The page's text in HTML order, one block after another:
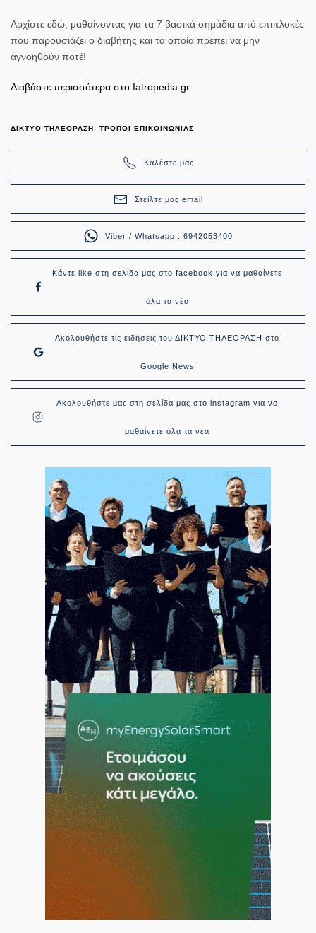
Αρχίστε εδώ, μαθαίνοντας για τα 7 βασικά σημάδια από επιπλοκές
που παρουσιάζει ο διαβήτης και τα οποία πρέπει να μην
αγνοηθούν ποτέ!
Διαβάστε περισσότερα στο Iatropedia.gr
ΔΙΚΤΥΟ ΤΗΛΕΟΡΑΣΗ- ΤΡΟΠΟΙ ΕΠΙΚΟΙΝΩΝΙΑΣ
Καλέστε μας
Στείλτε μας email
Viber / Whatsapp : 6942053400
Κάντε like στη σελίδα μας στο facebook για να μαθαίνετε
όλα τα νέα
Ακολουθήστε τις ειδήσεις του ΔΙΚΤΥΟ ΤΗΛΕΟΡΑΣΗ στο
Google News
Ακολουθήστε μας στη σελίδα μας στο instagram για να
μαθαίνετε όλα τα νέα